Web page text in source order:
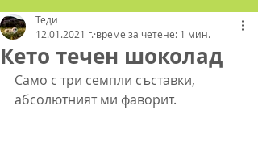
Кето течен шоколад
Теди
12.01.2021 г. време за четене: 1 мин.
Само с три семпли съставки,
абсолютният ми фаворит.